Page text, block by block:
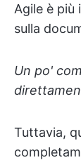
Agile è
sulla
Un po'
Tuttavia,